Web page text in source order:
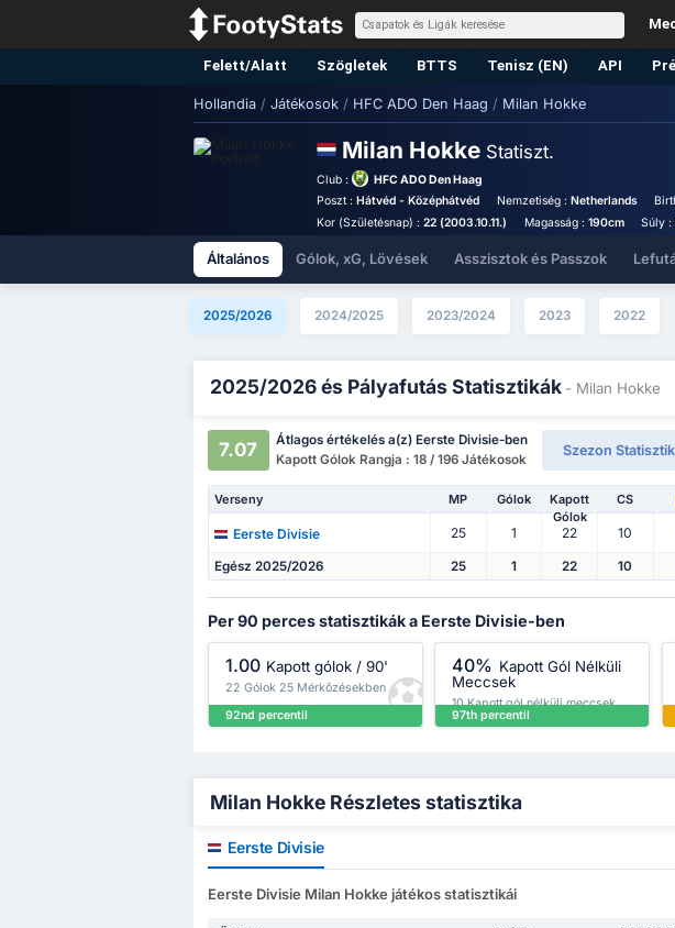
Felett/Alatt Szögletek BTTS Tenisz (EN) API
Hollandia / Játékosok / HFC ADO Den Haag / Milan Hokke
Milan Hokke Statiszt.
Club :
HFC ADO Den Haag
Poszt :Hátvéd - Középhátvéd Nemzetiség : Netherlands
Kor (Születésnap) :22 (2003.10.11.) Magasság : 190cm Súly :
Általános Gólok, xG, Lövések Asszisztok és Passzok
2025/2026 2024/2025 2023/2024 2023 2022
2025/2026 és Pályafutás Statisztikák - Milan Hokke
7.07
Átlagos értékelés a(z) Eerste Divisie-ben
Kapott Gólok Rangja : 18 / 196 Játékosok
Szezon
Verseny MP Gólok
Kapott
Gólok
CS
Eerste Divisie 25 1 22 10
Egész 2025/2026 25 1 22 10
Per 90 perces statisztikák a Eerste Divisie-ben
1.00 Kapott gólok / 90'
22 Gólok 25 Mérkőzésekben
92nd percentil
40% Kapott Gól Nélküli
Meccsek
10 Kapott gól nélküli meccsek
25 Mérkőzésekben
97th percentil
Milan Hokke Részletes statisztika
Eerste Divisie
Eerste Divisie Milan Hokke játékos statisztikái